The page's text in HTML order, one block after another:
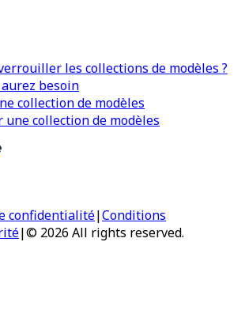
les collections de modèles ?
besoin
collection de modèles
collection de modèles
confidentialité|Conditions
|© 2026 All rights reserved.